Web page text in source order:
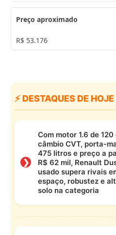
Preço aproximado
R$ 53.176
⚡ DESTAQUES DE HOJE
❯
Com motor 1.6 de 120
câmbio CVT, porta-
475 litros e preço a
R$ 62 mil, Renault
usado supera rivais
espaço, robustez e
solo na categoria